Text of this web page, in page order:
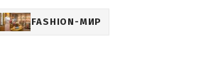
FASHION-МИР